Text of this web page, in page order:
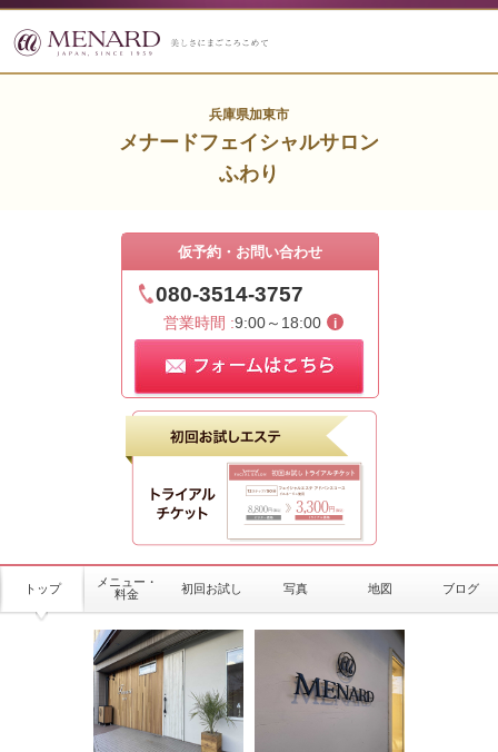
兵庫県加東市
メナードフェイシャルサロン
ふわり
仮予約・お問い合わせ
080-3514-3757
営業時間 :9:00～18:00
トップ
メニュー・
料金
初回お試し 写真 地図 ブログ